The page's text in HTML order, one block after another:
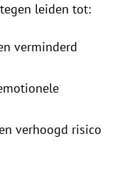
leiden tot:
verminderd
verhoogd risico